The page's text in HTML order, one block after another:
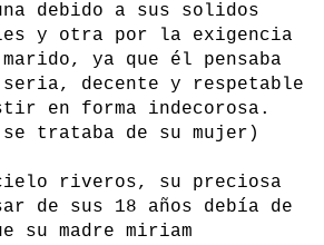
debido a sus solidos
y otra por la exigencia
ya que él pensaba
seria, decente y respetable
en forma indecorosa.
trataba de su mujer)
riveros, su preciosa
de sus 18 años debía de
su madre miriam